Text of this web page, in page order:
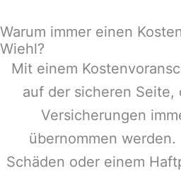
Warum immer einen
Wiehl?
Mit einem
auf der sicheren Seite,
Versicherungen
übernommen werden.
Schäden oder einem